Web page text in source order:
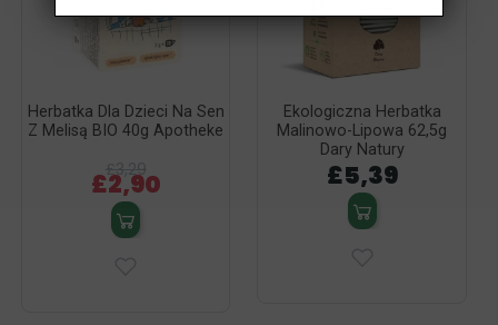
Herbatka Dla Dzieci Na Sen
Z Melisą BIO 40g Apotheke
£3,29
£2,90
Ekologiczna Herbatka
Malinowo-Lipowa 62,5g
Dary Natury
£5,39